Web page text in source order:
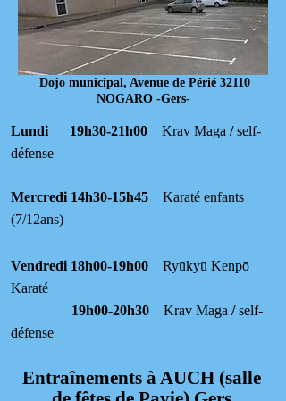
Dojo municipal, Avenue de Périé 32110
NOGARO -Gers-
Lundi 19h30-21h00 Krav Maga /self-
défense
Mercredi 14h30-15h45 Karaté enfants
(7/12ans)
Vendredi 18h00-19h00 Ryūkyū Kenpō
Karaté
19h00-20h30 Krav Maga /self-
défense
Entraînements à AUCH (salle